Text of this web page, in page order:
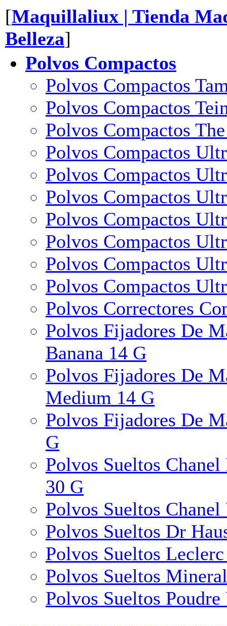
[Maquillaliux | Tienda
Belleza]
Polvos Compactos
Polvos Compactos
Polvos Compactos
Polvos Compactos
Polvos Compactos
Polvos Compactos
Polvos Compactos
Polvos Compactos
Polvos Compactos
Polvos Compactos
Polvos Compactos
Polvos Correctores
Polvos Fijadores De
Banana 14 G
Polvos Fijadores De
Medium 14 G
Polvos Fijadores De
G
Polvos Sueltos
30 G
Polvos Sueltos
Polvos Sueltos Dr
Polvos Sueltos
Polvos Sueltos
Polvos Sueltos